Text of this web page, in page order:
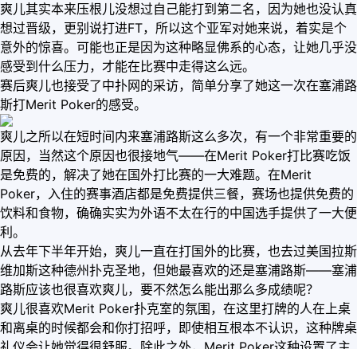
爽儿其实本来压根儿没想过自己能打到第二名，因为她也没认真
想过晋级，更别说打进FT，所以这个亚军对她来说，着实是个
意外的惊喜。可能也正是因为这种略显佛系的心态，让她几乎没
感受到什么压力，才能在比赛中走得这么远。
赛后爽儿也接受了中扑网的采访，简单分享了她这一次在塞浦路
斯打Merit Poker的感受。
爽儿之所以在短时间内来塞浦路斯这么多次，有一个非常重要的
原因，当然这个原因也很接地气——在Merit Poker打比赛吃饭
是免费的，解决了她在国外打比赛的一大难题。在Merit
Poker，入住的赛事酒店都是免费提供三餐，赛场也提供免费的
饮料和食物，确确实实为外语不太在行的中国选手提供了一大便
利。
从去年下半年开始，爽儿一直在打国外的比赛，也去过美国拉斯
维加斯这种德州扑克圣地，但她最喜欢的还是塞浦路斯——塞浦
路斯应该也很喜欢爽儿，要不然怎么能出那么多成绩呢？
爽儿很喜欢Merit Poker扑克室的氛围，在这里打牌的人在上桌
和离桌的时候都会和你打招呼，即使相互根本不认识，这种牌桌